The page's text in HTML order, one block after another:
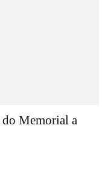
do Memorial a